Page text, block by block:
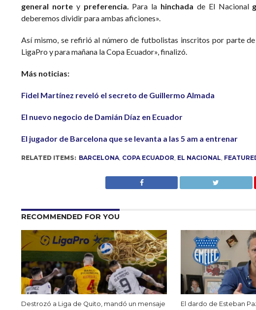
general nortey preferencia. Para la hinchada de El Nacional
deberemos dividir para ambas aficiones».
Así mismo, se refirió al número de futbolistas inscritos por parte
LigaPro y para mañana la Copa Ecuador», finalizó.
Más noticias:
Fidel Martínez reveló el secreto de Guillermo Almada
El nuevo negocio de Damián Díaz en Ecuador
El jugador de Barcelona que se levanta a las 5 am a entrenar
RELATED ITEMS: BARCELONA, COPA ECUADOR, EL NACIONAL,
RECOMMENDED FOR YOU
Destrozó a Liga de Quito, mandó un mensaje
El dardo de Esteban